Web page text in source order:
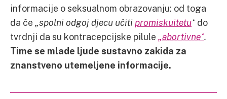
informacije o seksualnom obrazovanju: od toga
da će „spolni odgoj djecu učiti promiskuitetu“ do
tvrdnji da su kontracepcijske pilule „abortivne“.
Time se mlade ljude sustavno zakida za
znanstveno utemeljene informacije.